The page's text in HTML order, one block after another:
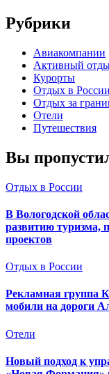
Рубрики
Авиакомпании
Активный
Курорты
Отдых в России
Отдых за
Отели
Путешествия
Вы
Отдых в России
В Вологодской
развитию туризма,
проектов
Отдых в России
Рекламная группа
мобили на дороги
Отели
Новый подход к